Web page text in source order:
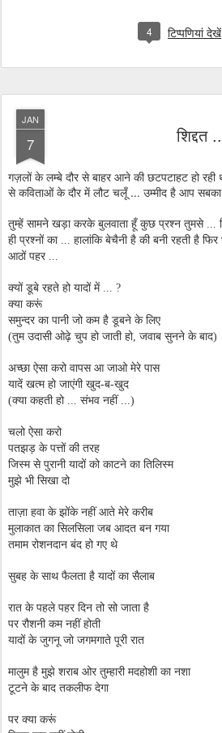
4 टिप्पणियां देखें
JAN
7 शिद्दत
गज़लों के लम्बे दौर से बाहर आने की छटपटाहट हो रही
से कविताओं के दौर में लौट चलूँ ... उम्मीद है आप सबका
तुम्हें सामने खड़ा करके बुलवाता हूँ कुछ प्रश्न तुमसे ...
ही प्रश्नों का ... हालांकि बेचैनी है की बनी रहती है
आठों पहर ...
क्यों डूबे रहते हो यादों में ... ?
क्या करूं
समुन्दर का पानी जो कम है डूबने के लिए
(तुम उदासी ओढ़े चुप हो जाती हो, जवाब सुनने के बाद)
अच्छा ऐसा करो वापस आ जाओ मेरे पास
यादें खत्म हो जाएंगी खुद-ब-खुद
(क्या कहती हो ... संभव नहीं ...)
चलो ऐसा करो
पतझड़ के पत्तों की तरह
जिस्म से पुरानी यादों को काटने का तिलिस्म
मुझे भी सिखा दो
ताज़ा हवा के झोंके नहीं आते मेरे करीब
मुलाकात का सिलसिला जब आदत बन गया
तमाम रोशनदान बंद हो गए थे
सुबह के साथ फैलता है यादों का सैलाब
रात के पहले पहर दिन तो सो जाता है
पर रौशनी कम नहीं होती
यादों के जुगनू जो जगमगाते पूरी रात
मालुम है मुझे शराब ओर तुम्हारी मदहोशी का नशा
टूटने के बाद तकलीफ देगा
पर क्या करूं